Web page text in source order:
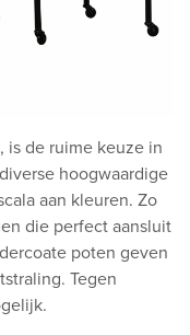
is de ruime keuze in
hoogwaardige
aan kleuren. Zo
die perfect aansluit
poten geven
Tegen